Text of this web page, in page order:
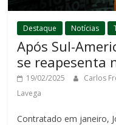
Destaque Notícias
Após Sul-
se reapesenta
19/02/2025 Carlos
Lavega
Contratado em janeiro,